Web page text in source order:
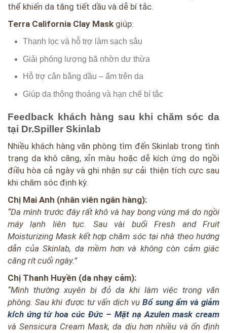
thể khiến da tăng tiết dầu và dễ bí tắc.
Terra California Clay Mask giúp:
Thanh lọc và hỗ trợ làm sạch sâu
Giải phóng lượng bã nhờn dư thừa
Hỗ trợ cân bằng dầu – ẩm trên da
Giúp da thông thoáng và hạn chế bí tắc
Feedback khách hàng sau khi chăm sóc da
tại Dr.Spiller Skinlab
Nhiều khách hàng văn phòng tìm đến Skinlab trong tình
trạng da khô căng, xỉn màu hoặc dễ kích ứng do ngồi
điều hòa cả ngày và ghi nhận sự cải thiện tích cực sau
khi chăm sóc định kỳ.
Chị Mai Anh (nhân viên ngân hàng):
“Da mình trước đây rất khô và hay bong vùng má do ngồi
máy lạnh liên tục. Sau vài buổi Fresh and Fruit
Moisturizing Mask kết hợp chăm sóc tại nhà theo hướng
dẫn của Skinlab, da mềm hơn và không còn cảm giác
căng rít cuối ngày.”
Chị Thanh Huyền (da nhạy cảm):
“Mình thường xuyên bị đỏ da khi làm việc trong văn
phòng. Sau khi được tư vấn dịch vụBổ sung ẩm và giảm
kích ứng từ hoa cúc Đức – Mặt nạ Azulen mask cream
và Sensicura Cream Mask, da dịu hơn nhiều và ổn định